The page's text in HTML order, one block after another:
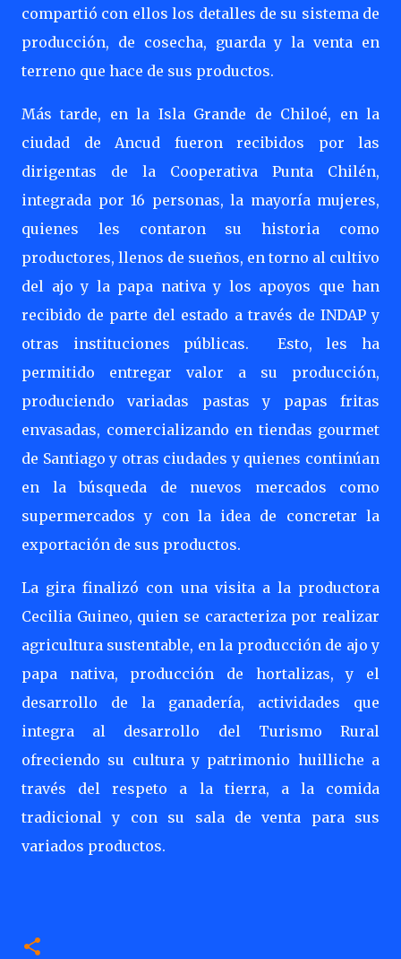
compartió con ellos los detalles de su sistema de
producción, de cosecha, guarda y la venta en
terreno que hace de sus productos.
Más tarde, en la Isla Grande de Chiloé, en la
ciudad de Ancud fueron recibidos por las
dirigentas de la Cooperativa Punta Chilén,
integrada por 16 personas, la mayoría mujeres,
quienes les contaron su historia como
productores, llenos de sueños, en torno al cultivo
del ajo y la papa nativa y los apoyos que han
recibido de parte del estado a través de INDAP y
otras instituciones públicas.
Esto, les ha
permitido entregar valor a su producción,
produciendo variadas pastas y papas fritas
envasadas, comercializando en tiendas gourmet
de Santiago y otras ciudades y quienes continúan
en la búsqueda de nuevos mercados como
supermercados y con la idea de concretar la
exportación de sus productos.
La gira finalizó con una visita a la productora
Cecilia Guineo, quien se caracteriza por realizar
agricultura sustentable, en la producción de ajo y
papa nativa, producción de hortalizas, y el
desarrollo de la ganadería, actividades que
integra al desarrollo del Turismo Rural
ofreciendo su cultura y patrimonio huilliche a
través del respeto a la tierra, a la comida
tradicional y con su sala de venta para sus
variados productos.